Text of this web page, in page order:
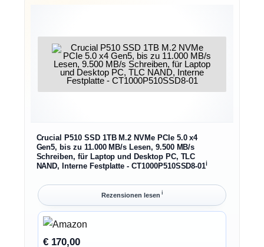
Crucial P510 SSD 1TB M.2 NVMe PCIe 5.0 x4
Gen5, bis zu 11.000 MB/s Lesen, 9.500 MB/s
Schreiben, für Laptop und Desktop PC, TLC
NAND, Interne Festplatte - CT1000P510SSD8-01ℹ︎
Rezensionen lesen ℹ︎
€ 170,00